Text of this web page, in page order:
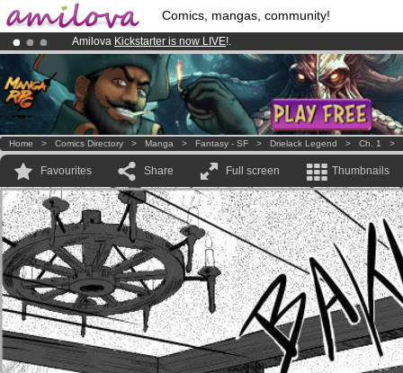
Comics, mangas, community!
Amilova Kickstarter is now LIVE!.
Already 100000membersand 1000comics & mangas!.
Premium membership from3.95 euros per month !Get membership
Home > Comics Directory > Manga > Fantasy - SF > Drielack Legend > Ch. 1 >
Favourites Share Full screen Thumbnails